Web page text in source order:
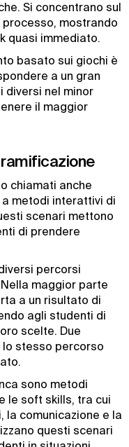
Si concentrano sul
mostrando
quasi immediato.
basato sui giochi è
a un gran
diversi nel minor
il maggior
chiamati anche
metodi interattivi di
scenari mettono
di prendere
percorsi
maggior parte
a un risultato di
agli studenti di
scelte. Due
lo stesso percorso
sono metodi
le soft skills, tra cui
la comunicazione e la
questi scenari